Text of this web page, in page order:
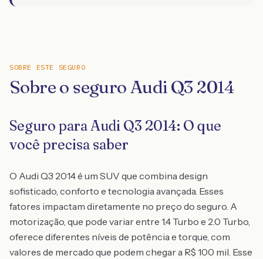
SOBRE ESTE SEGURO
Sobre o seguro Audi Q3 2014
Seguro para Audi Q3 2014: O que
você precisa saber
O Audi Q3 2014 é um SUV que combina design
sofisticado, conforto e tecnologia avançada. Esses
fatores impactam diretamente no preço do seguro. A
motorização, que pode variar entre 1.4 Turbo e 2.0 Turbo,
oferece diferentes níveis de potência e torque, com
valores de mercado que podem chegar a R$ 100 mil. Esse